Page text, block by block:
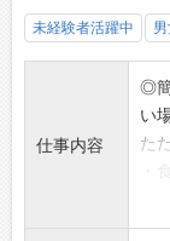
未経験者活躍中
仕事内容
◎
い
た
・
・